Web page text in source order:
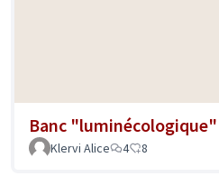
Banc "luminécologique"
Klervi Alice
4 8